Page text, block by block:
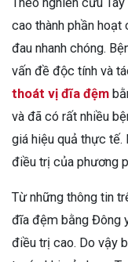
Theo nghiên cứu
cao thành phần
đau nhanh chóng.
vấn đề độc tính và
thoát vị đĩa đệm
và đã có rất nhiều
giá hiệu quả thực
điều trị của phương
Từ những thông tin
đĩa đệm bằng Đông
điều trị cao. Do vậy